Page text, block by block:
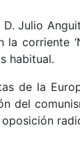
Julio
corriente
habitual.
de la
del